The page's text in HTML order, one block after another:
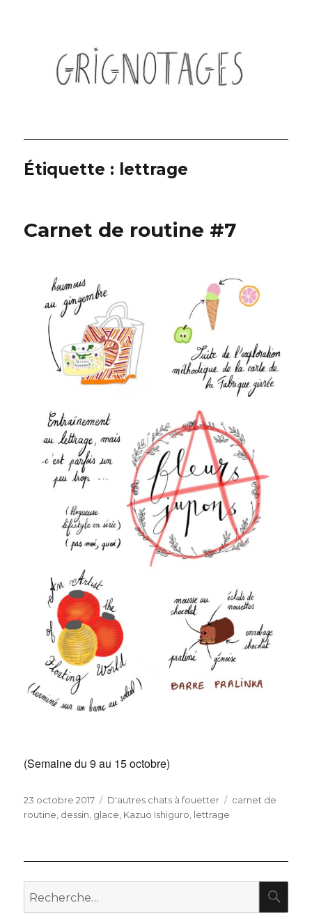
Étiquette : lettrage
Carnet de routine #7
(Semaine du 9 au 15 octobre)
Publié
le
23 octobre 2017 Catégories
D'autres chats à fouetter Étiquettes
carnet de
routine dessin glace Kazuo Ishiguro lettrage
Recherche
pour